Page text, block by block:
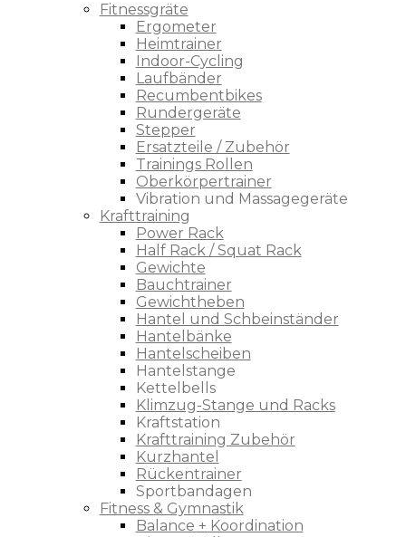
Fitnessgräte
Ergometer
Heimtrainer
Indoor-Cycling
Laufbänder
Recumbentbikes
Rundergeräte
Stepper
Ersatzteile / Zubehör
Trainings Rollen
Oberkörpertrainer
Vibration und Massagegeräte
Krafttraining
Power Rack
Half Rack / Squat Rack
Gewichte
Bauchtrainer
Gewichtheben
Hantel und Schbeinständer
Hantelbänke
Hantelscheiben
Hantelstange
Kettelbells
Klimzug-Stange und Racks
Kraftstation
Krafttraining Zubehör
Kurzhantel
Rückentrainer
Sportbandagen
Fitness & Gymnastik
Balance + Koordination